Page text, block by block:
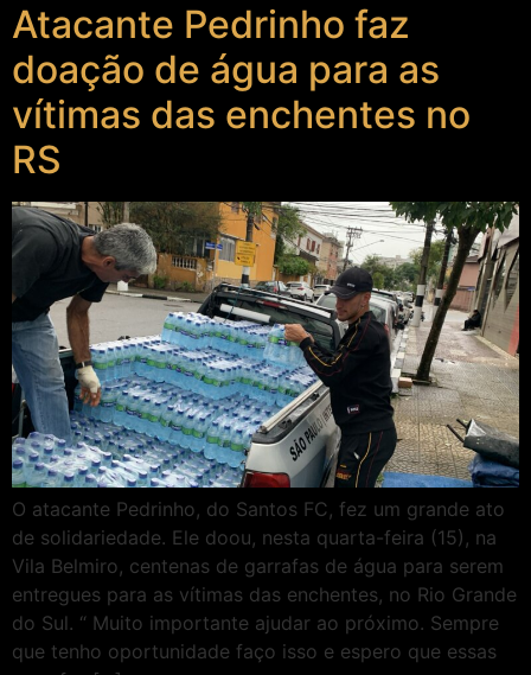
Atacante Pedrinho faz
doação de água para as
vítimas das enchentes no
RS
O atacante Pedrinho, do Santos FC, fez um grande ato
de solidariedade. Ele doou, nesta quarta-feira (15), na
Vila Belmiro, centenas de garrafas de água para serem
entregues para as vítimas das enchentes, no Rio Grande
do Sul. “ Muito importante ajudar ao próximo. Sempre
que tenho oportunidade faço isso e espero que essas